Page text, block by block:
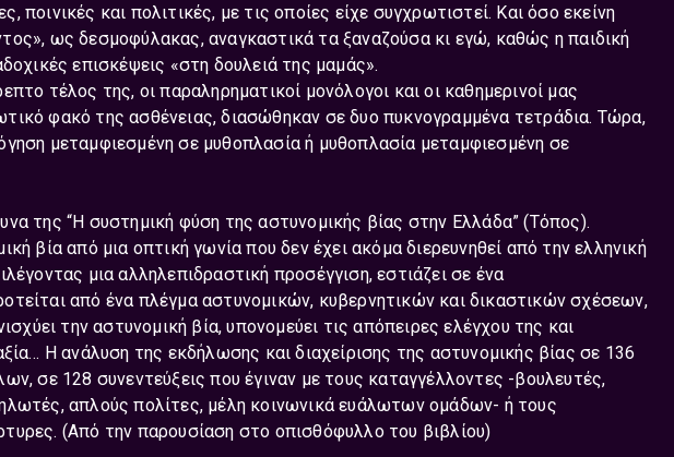
ποινικές και πολιτικές, με τις οποίες είχε συγχρωτιστεί. Και όσο εκείνη
ως δεσμοφύλακας, αναγκαστικά τα ξαναζούσα κι εγώ, καθώς η παιδική
επισκέψεις «στη δουλειά της μαμάς».
τέλος της, οι παραληρηματικοί μονόλογοι και οι καθημερινοί μας
φακό της ασθένειας, διασώθηκαν σε δυο πυκνογραμμένα τετράδια. Τώρα,
μεταμφιεσμένη σε μυθοπλασία ή μυθοπλασία μεταμφιεσμένη σε
της “Η συστημική φύση της αστυνομικής βίας στην Ελλάδα” (Τόπος).
βία από μια οπτική γωνία που δεν έχει ακόμα διερευνηθεί από την ελληνική
μια αλληλεπιδραστική προσέγγιση, εστιάζει σε ένα
από ένα πλέγμα αστυνομικών, κυβερνητικών και δικαστικών σχέσεων,
την αστυνομική βία, υπονομεύει τις απόπειρες ελέγχου της και
Η ανάλυση της εκδήλωσης και διαχείρισης της αστυνομικής βίας σε 136
σε 128 συνεντεύξεις που έγιναν με τους καταγγέλλοντες -βουλευτές,
απλούς πολίτες, μέλη κοινωνικά ευάλωτων ομάδων- ή τους
(Από την παρουσίαση στο οπισθόφυλλο του βιβλίου)